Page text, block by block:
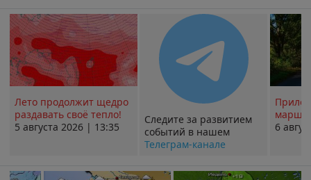
Лето продолжит щедро
раздавать своё тепло!
5 августа 2026 | 13:35
Следите за развитием
событий в нашем
Телеграм-канале
6